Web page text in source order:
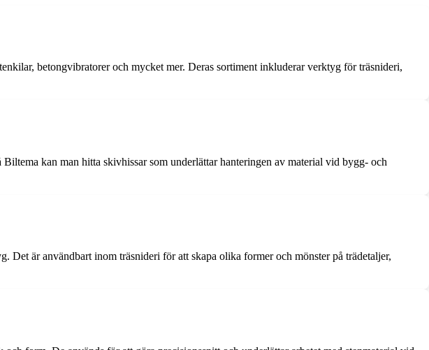
betongvibratorer och mycket mer. Deras sortiment inkluderar verktyg för träsnideri,
kan man hitta skivhissar som underlättar hanteringen av material vid bygg- och
Det är användbart inom träsnideri för att skapa olika former och mönster på trädetaljer,